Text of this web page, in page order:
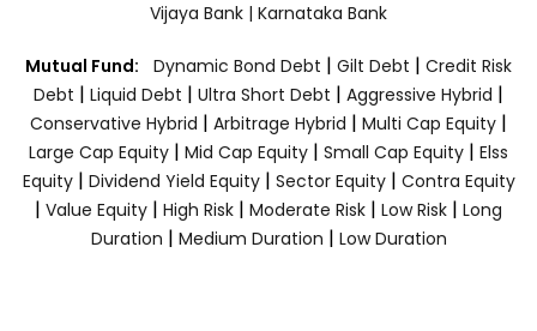
Vijaya Bank | Karnataka Bank
Mutual Fund: Dynamic Bond Debt | Gilt Debt | Credit Risk
Debt | Liquid Debt | Ultra Short Debt | Aggressive Hybrid |
Conservative Hybrid | Arbitrage Hybrid | Multi Cap Equity |
Large Cap Equity | Mid Cap Equity | Small Cap Equity | Elss
Equity| Dividend Yield Equity| Sector Equity | Contra Equity
| Value Equity | High Risk | Moderate Risk | Low Risk | Long
Duration | Medium Duration | Low Duration